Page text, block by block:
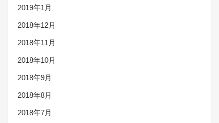
2019年1月
2018年12月
2018年11月
2018年10月
2018年9月
2018年8月
2018年7月